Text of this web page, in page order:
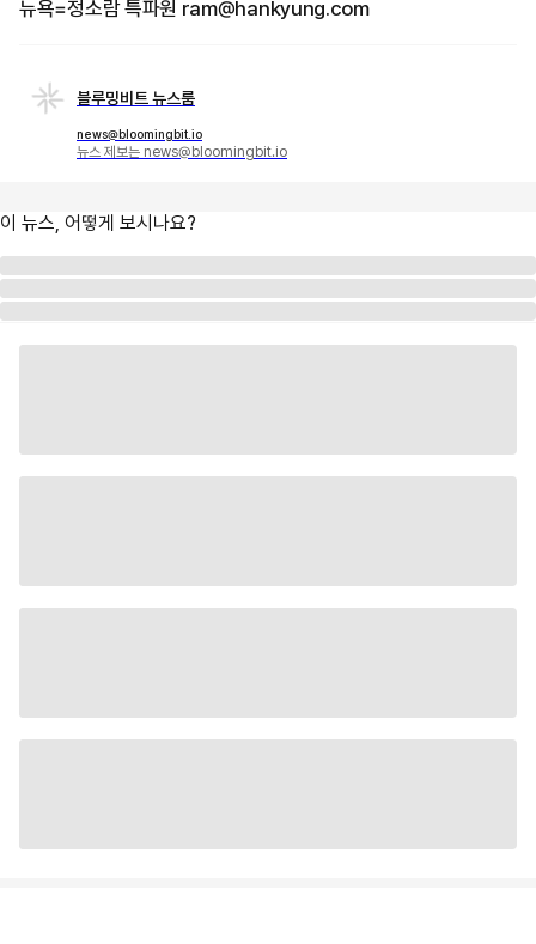
뉴욕=정소람 특파원 ram@hankyung.com
블루밍비트 뉴스룸
news@bloomingbit.io
뉴스 제보는 news@bloomingbit.io
이 뉴스, 어떻게 보시나요?